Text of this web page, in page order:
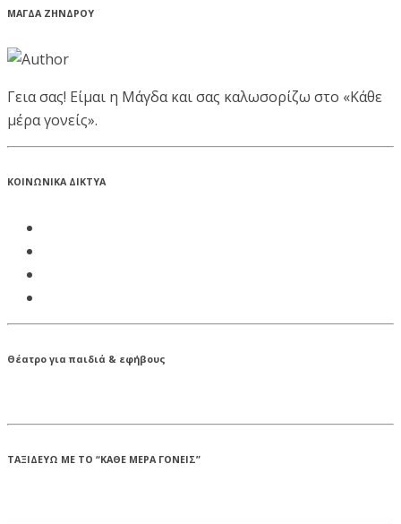
ΜΑΓΔΑ ΖΗΝΔΡΟΥ
Γεια σας! Είμαι η Μάγδα και σας καλωσορίζω στο «Κάθε
μέρα γονείς».
ΚΟΙΝΩΝΙΚΑ ΔΙΚΤΥΑ
Θέατρο για παιδιά & εφήβους
ΤΑΞΙΔΕΥΩ ΜΕ ΤΟ “ΚΑΘΕ ΜΕΡΑ ΓΟΝΕΙΣ”